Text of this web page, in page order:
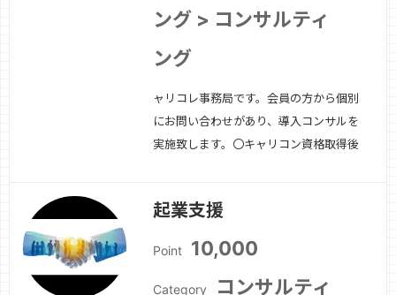
ング > コンサルティ
ング
ャリコレ事務局です。会員の方から個別
にお問い合わせがあり、導入コンサルを
実施致します。〇キャリコン資格取得後
格だけでいいのか。〇年間120万ぐらい
えている。〇すでに副業はしているが上
手くいかない… 続きを見る »
起業支援
Point 10,000
Category コンサルティ